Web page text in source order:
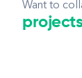
Want to